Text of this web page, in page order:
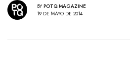
BY POTQ MAGAZINE
19 DE MAYO DE 2014